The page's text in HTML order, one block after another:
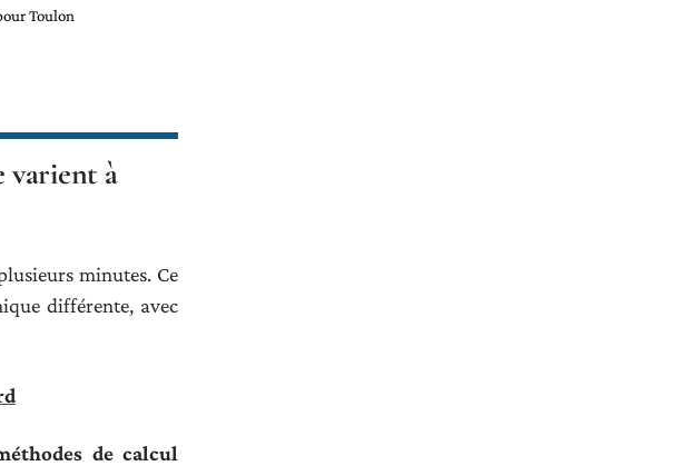
Toulon
varient à
minutes. Ce
différente, avec
de calcul